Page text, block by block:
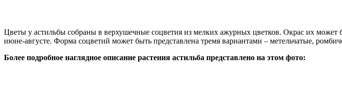
Цветы у астильбы собраны в верхушечные соцветия из мелких ажурных цветков. Окрас их
июне-августе. Форма соцветий может быть представлена тремя вариантами – метельчатые,
Более подробное наглядное описание растения астильба представлено на этом фото: